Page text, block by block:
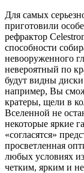
Для самых
приготовили
рефрактор
способности
невооруженного
невероятный по
будут видны
например, Вы
кратеры, щели в
Вселенной не
некоторые яркие
«согласятся»
просветленная
любых условиях
четким, ярким и